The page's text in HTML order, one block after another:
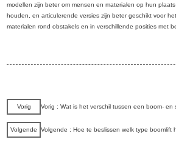
modellen zijn beter om mensen en materialen op hun
houden, en articulerende versies zijn beter geschikt voor
materialen rond obstakels en in verschillende posities met
Vorig Vorig : Wat is het verschil tussen een boom- en
Volgende Volgende : Hoe te beslissen welk type boomlift